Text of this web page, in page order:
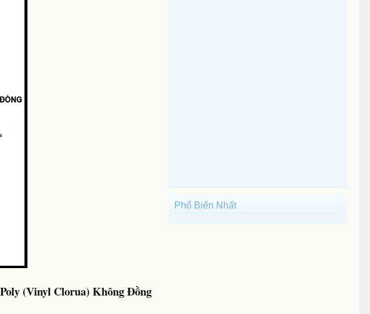
(Vinyl Clorua) Không Đồng
Phổ Biến Nhất